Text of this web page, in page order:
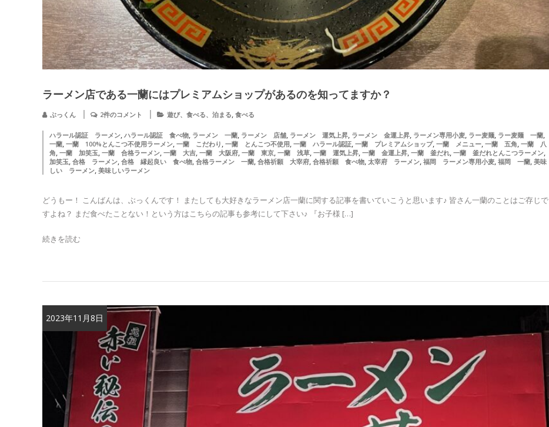
ラーメン店である一蘭にはプレミアムショップがあるのを知ってますか？
ぶっくん 2件のコメント 遊び、食べる、泊まる 食べる
ハラール認証 ラーメン ハラール認証 食べ物 ラーメン 一蘭 ラーメン 店舗 ラーメン 運気上昇 ラーメン 金運上昇 ラーメン専用小麦 ラー麦麺 ラー麦麺 一蘭
一蘭 一蘭 100%とんこつ不使用ラーメン 一蘭 こだわり 一蘭 とんこつ不使用 一蘭 ハラール認証 一蘭 プレミアムショップ, 一蘭 メニュー 一蘭 五角 一蘭 八
角 一蘭 加笑玉 一蘭 合格ラーメン 一蘭 大吉 一蘭 大阪府 一蘭 東京 一蘭 浅草 一蘭 運気上昇 一蘭 金運上昇 一蘭 釜だれ 一蘭 釜だれとんこつラーメン
加笑玉 合格 ラーメン 合格 縁起良い 食べ物 合格ラーメン 一蘭 合格祈願 大宰府 合格祈願 食べ物 太宰府 ラーメン 福岡 ラーメン専用小麦 福岡 一蘭 美味
しい ラーメン 美味しいラーメン
どうもー！ こんばんは、ぶっくんです！ またしても大好きなラーメン店一蘭に関する記事を書いていこうと思います♪ 皆さん一蘭のことはご存じで
すよね？ まだ食べたことない！という方はこちらの記事も参考にして下さい♪ 『お子様 […]
続きを読む
2023年11月8日